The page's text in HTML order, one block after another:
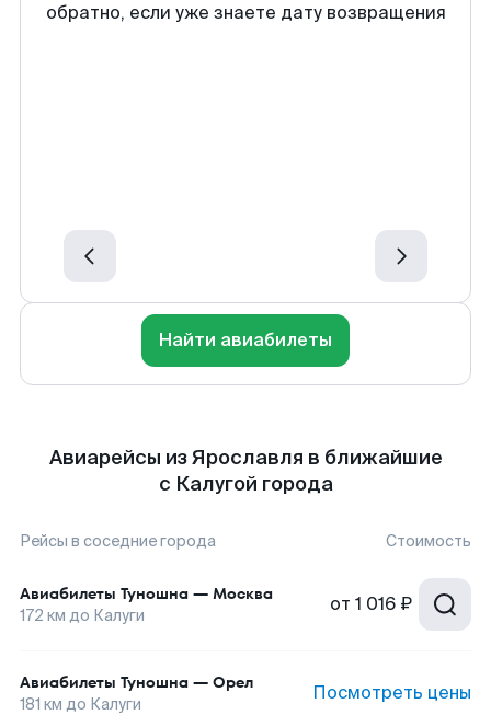
обратно, если уже знаете дату возвращения
Найти авиабилеты
Авиарейсы из Ярославля в ближайшие
с Калугой города
Рейсы в соседние города Стоимость
Авиабилеты Туношна — Москва
172 км до Калуги от 1 016 ₽
Авиабилеты Туношна — Орел
181 км до Калуги Посмотреть цены